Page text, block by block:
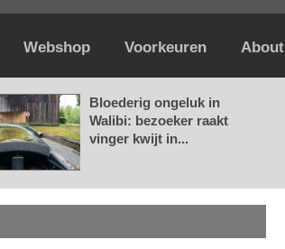
Webshop Voorkeuren About
Bloederig ongeluk in
Walibi: bezoeker raakt
vinger kwijt in...